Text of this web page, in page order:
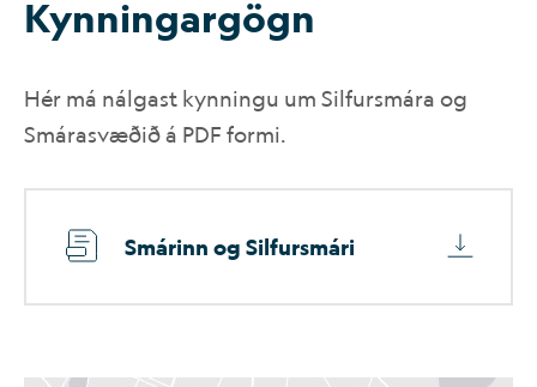
Kynn­ing­ar­gögn
Hér má nálgast kynningu um Silfursmára og
Smárasvæðið á PDF formi.
Smár­inn og Silf­ursmári